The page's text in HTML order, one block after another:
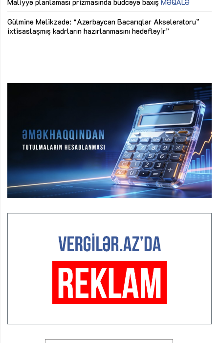
Maliyyə planlaması prizmasında büdcəyə baxış MƏQALƏ
Gülminə Məlikzadə: “Azərbaycan Bacarıqlar Akseleratoru”
ixtisaslaşmış kadrların hazırlanmasını hədəfləyir”